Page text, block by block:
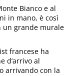
Bianco e al
in mano, è così
un grande murale
francese ha
d’arrivo al
arrivando con la